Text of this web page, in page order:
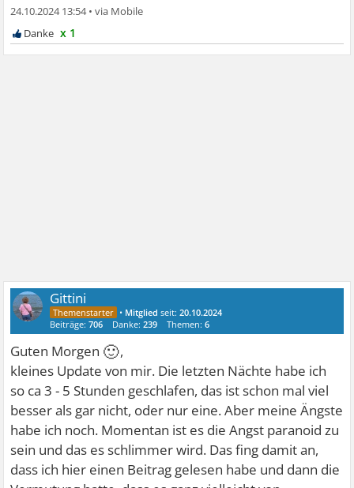
24.10.2024 13:54•
x 1
Gittini
• Mitglied seit:20.10.2024
Beiträge:706 Danke:239 Themen:6
Guten Morgen 🙂,
kleines Update von mir. Die letzten Nächte habe ich
so ca 3 - 5 Stunden geschlafen, das ist schon mal viel
besser als gar nicht, oder nur eine. Aber meine Ängste
habe ich noch. Momentan ist es die Angst paranoid zu
sein und das es schlimmer wird. Das fing damit an,
dass ich hier einen Beitrag gelesen habe und dann die